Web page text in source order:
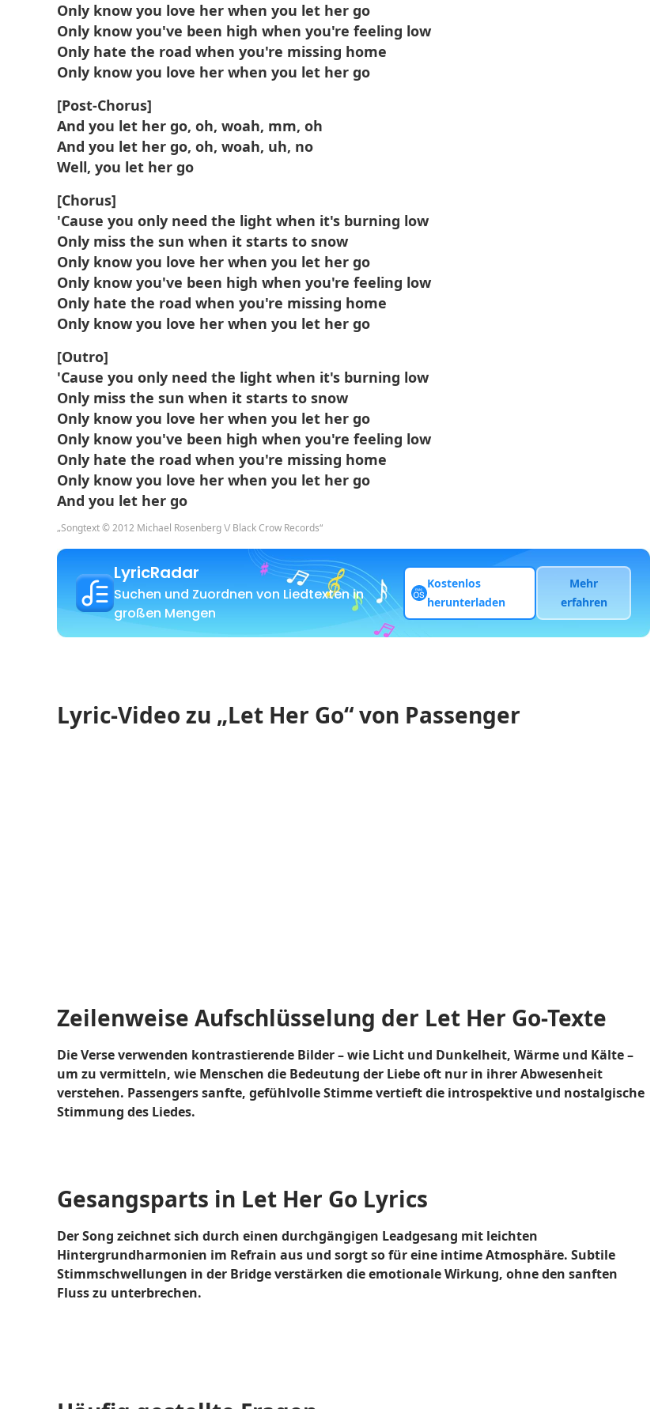
Only know you love her when you let her go
Only know you've been high when you're feeling low
Only hate the road when you're missing home
Only know you love her when you let her go
[Post-Chorus]
And you let her go, oh, woah, mm, oh
And you let her go, oh, woah, uh, no
Well, you let her go
[Chorus]
'Cause you only need the light when it's burning low
Only miss the sun when it starts to snow
Only know you love her when you let her go
Only know you've been high when you're feeling low
Only hate the road when you're missing home
Only know you love her when you let her go
[Outro]
'Cause you only need the light when it's burning low
Only miss the sun when it starts to snow
Only know you love her when you let her go
Only know you've been high when you're feeling low
Only hate the road when you're missing home
Only know you love her when you let her go
And you let her go
„Songtext © 2012 Michael Rosenberg \/ Black Crow Records“
LyricRadar
Suchen und Zuordnen von Liedtexten in
großen Mengen
Kostenlos
herunterladen
Mehr
erfahren
Lyric-Video zu „Let Her Go“ von Passenger
Zeilenweise Aufschlüsselung der Let Her Go-Texte
Die Verse verwenden kontrastierende Bilder – wie Licht und Dunkelheit, Wärme und Kälte –
um zu vermitteln, wie Menschen die Bedeutung der Liebe oft nur in ihrer Abwesenheit
verstehen. Passengers sanfte, gefühlvolle Stimme vertieft die introspektive und nostalgische
Stimmung des Liedes.
Gesangsparts in Let Her Go Lyrics
Der Song zeichnet sich durch einen durchgängigen Leadgesang mit leichten
Hintergrundharmonien im Refrain aus und sorgt so für eine intime Atmosphäre. Subtile
Stimmschwellungen in der Bridge verstärken die emotionale Wirkung, ohne den sanften
Fluss zu unterbrechen.